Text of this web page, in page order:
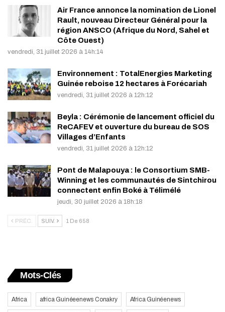
Air France annonce la nomination de Lionel
Rault, nouveau Directeur Général pour la
région ANSCO (Afrique du Nord, Sahel et
Côte Ouest)
vendredi, 31 juillet 2026 à 14h:14
Environnement : TotalEnergies Marketing
Guinée reboise 12 hectares à Forécariah
vendredi, 31 juillet 2026 à 12h:12
Beyla : Cérémonie de lancement officiel du
ReCAFEV et ouverture du bureau de SOS
Villages d’Enfants
vendredi, 31 juillet 2026 à 12h:12
Pont de Malapouya : le Consortium SMB-
Winning et les communautés de Sintchirou
connectent enfin Boké à Télimélé
jeudi, 30 juillet 2026 à 18h:18
PRÉC. SUIV. 1 De 658
Mots-Clés
Africa africa Guinéeenews Conakry Africa Guinéenews